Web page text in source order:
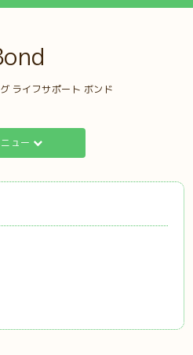
ライフサポート ボンド
ュー